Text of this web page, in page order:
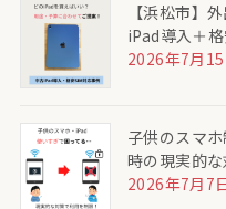
【浜松市】
iPad導入＋
2026年7月15
子供のスマ
時の現実的
2026年7月7